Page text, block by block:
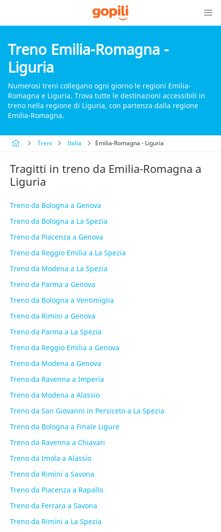
Treno Emilia-Romagna -
Liguria
Numerosi treni collegano ogni giorno le regioni Emilia-
Romagna e Liguria. Trova tutte le destinazioni accessibili in
treno nella regione di Liguria, con partenza dalla regione
Emilia-Romagna.
Treni Italia Emilia-Romagna - Liguria
Tragitti in treno da Emilia-Romagna a
Liguria
Treno da Bologna a Genova
Treno da Bologna a La Spezia
Treno da Piacenza a Genova
Treno da Reggio Emilia a La Spezia
Treno da Modena a La Spezia
Treno da Parma a Genova
Treno da Bologna a Ventimiglia
Treno da Rimini a Genova
Treno da Parma a La Spezia
Treno da Reggio Emilia a Genova
Treno da Modena a Genova
Treno da Ravenna a Imperia
Treno da Modena a Alassio
Treno da San Giovanni in Persiceto a La Spezia
Treno da Bologna a Finale Ligure
Treno da Ravenna a Chiavari
Treno da Imola a Alassio
Treno da Rimini a Savona
Treno da Piacenza a Rapallo
Treno da Ferrara a Savona
Treno da Rimini a La Spezia